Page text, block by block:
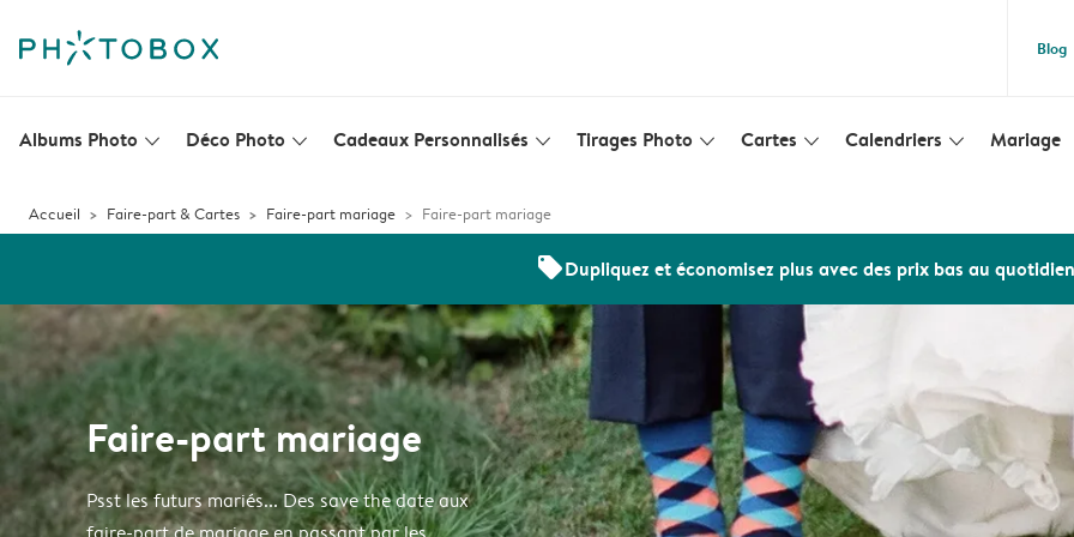
Blog
Albums Photo slim_arrow_down Déco Photo slim_arrow_down Cadeaux Personnalisés slim_arrow_down Tirages Photo slim_arrow_down Cartes slim_arrow_down Calendriers slim_arrow_down Mariage
Accueil Faire-part & Cartes Faire-part mariage Faire-part mariage
offersDupliquez et économisez plus avec des prix bas au quotidien
Faire-part mariage
Psst les futurs mariés... Des save the date aux